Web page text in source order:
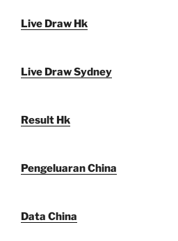
Live Draw Hk
Live Draw Sydney
Result Hk
Pengeluaran China
Data China